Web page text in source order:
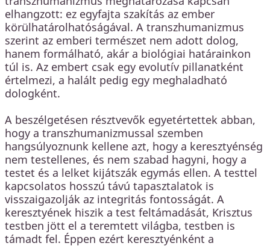
elhangzott: ez egyfajta szakítás az ember
körülhatárolhatóságával. A transzhumanizmus
szerint az emberi természet nem adott dolog,
hanem formálható, akár a biológiai határainkon
túl is. Az embert csak egy evolutív pillanatként
értelmezi, a halált pedig egy meghaladható
dologként.
A beszélgetésen résztvevők egyetértettek abban,
hogy a transzhumanizmussal szemben
hangsúlyoznunk kellene azt, hogy a keresztyénség
nem testellenes, és nem szabad hagyni, hogy a
testet és a lelket kijátszák egymás ellen. A testtel
kapcsolatos hosszú távú tapasztalatok is
visszaigazolják az integritás fontosságát. A
keresztyének hiszik a test feltámadását, Krisztus
testben jött el a teremtett világba, testben is
támadt fel. Éppen ezért keresztyénként a